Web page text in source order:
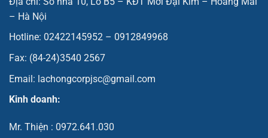
– Hà Nội
Hotline: 02422145952 – 0912849968
Fax: (84-24)3540 2567
Email: lachongcorpjsc@gmail.com
Kinh doanh:
Mr. Thiện : 0972.641.030